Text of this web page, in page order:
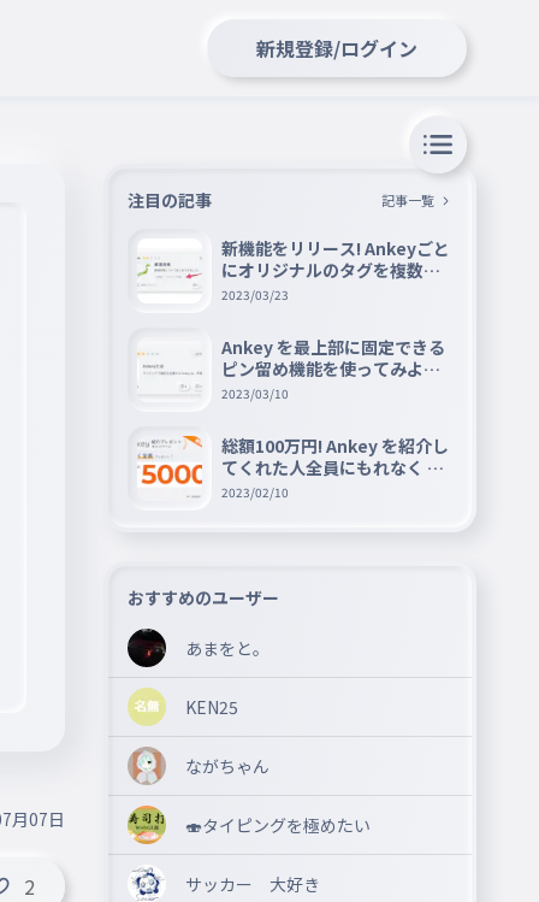
新規登録/ログイン
月07日
2
注目の記事 記事一覧
新機能をリリース! Ankeyごと
にオリジナルのタグを複数設
定できる『タグ機能』を紹介
2023/03/23
Ankey を最上部に固定できる
ピン留め機能を使ってみよう
📌
2023/03/10
総額100万円! Ankey を紹介し
てくれた人全員にもれなく A
mazon ギフト券 5000 円分を
2023/02/10
おすすめのユーザー
あまをと。
KEN25
ながちゃん
🍣タイピングを極めたい
サッカー 大好き